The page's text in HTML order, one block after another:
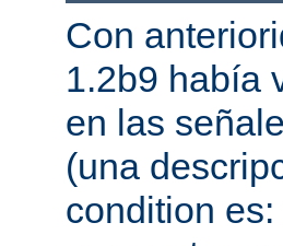
Con
1.2b9 había
en las
(una
condition